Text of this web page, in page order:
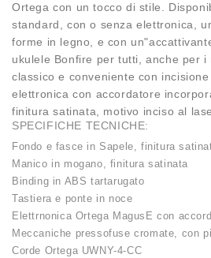
Ortega con un tocco di stile.
standard, con o senza elettronica,
forme in legno, e con
ukulele Bonfire per tutti, anche per i
classico e conveniente con
elettronica con accordatore
finitura satinata, motivo inciso al
SPECIFICHE TECNICHE:
Fondo e fasce in Sapele, finitura
Manico in mogano, finitura satinata
Binding in ABS tartarugato
Tastiera e ponte in noce
Elettrnonica Ortega MagusE con
Meccaniche pressofuse cromate, con
Corde Ortega UWNY-4-CC